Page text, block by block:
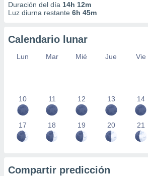
Duración del día 14h 12m
Luz diurna restante 6h 45m
Calendario lunar
Lun Mar Mié Jue Vie
10 11 12 13 14
17 18 19 20 21
Compartir predicción